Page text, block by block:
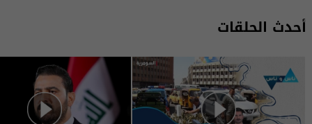
أحدث الحلقات